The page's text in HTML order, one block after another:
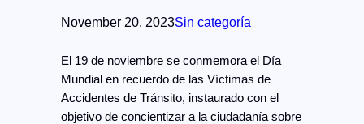
November 20, 2023Sin categoría
El 19 de noviembre se conmemora el Día
Mundial en recuerdo de las Víctimas de
Accidentes de Tránsito, instaurado con el
objetivo de concientizar a la ciudadanía sobre